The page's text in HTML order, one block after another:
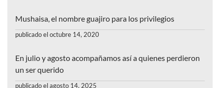
Mushaisa, el nombre guajiro para los privilegios
publicado el octubre 14, 2020
En julio y agosto acompañamos así a quienes perdieron
un ser querido
publicado el agosto 14, 2025